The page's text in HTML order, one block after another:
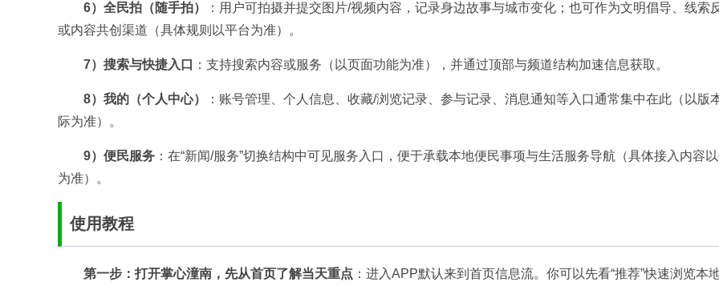
6）全民拍（随手拍）
：用户可拍摄并提交图片/视频内容，记录身边故事与城市变化；也可作为文明倡导、线索
或内容共创渠道（具体规则以平台为准）。
7）搜索与快捷入口 ：支持搜索内容或服务（以页面功能为准），并通过顶部与频道结构加速信息获取。
8）我的（个人中心）
：账号管理、个人信息、收藏/浏览记录、参与记录、消息通知等入口通常集中在此（以版
际为准）。
9）便民服务 ：在“新闻/服务”切换结构中可见服务入口，便于承载本地便民事项与生活服务导航（具体接入内容
为准）。
使用教程
第一步：打开掌心潼南，先从首页了解当天重点 ：进入APP默认来到首页信息流。你可以先看“推荐”快速浏览本